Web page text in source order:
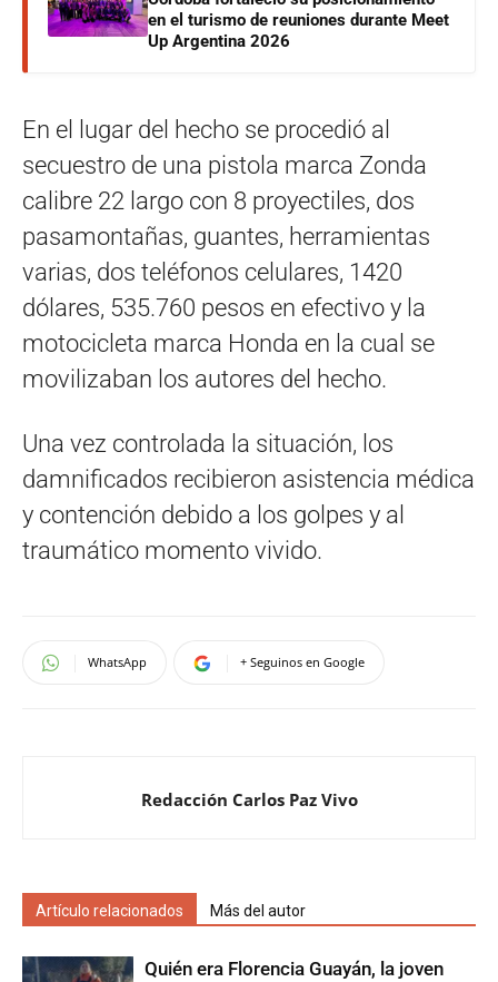
en el turismo de reuniones durante Meet
Up Argentina 2026
En el lugar del hecho se procedió al
secuestro de una pistola marca Zonda
calibre 22 largo con 8 proyectiles, dos
pasamontañas, guantes, herramientas
varias, dos teléfonos celulares, 1420
dólares, 535.760 pesos en efectivo y la
motocicleta marca Honda en la cual se
movilizaban los autores del hecho.
Una vez controlada la situación, los
damnificados recibieron asistencia médica
y contención debido a los golpes y al
traumático momento vivido.
WhatsApp + Seguinos en Google
Redacción Carlos Paz Vivo
Artículo relacionados Más del autor
Quién era Florencia Guayán, la joven